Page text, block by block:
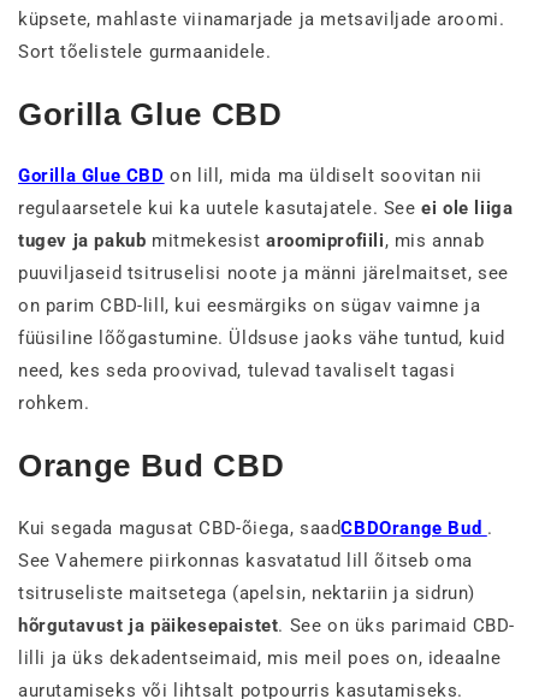
küpsete, mahlaste viinamarjade ja metsaviljade aroomi.
Sort tõelistele gurmaanidele.
Gorilla Glue CBD
Gorilla Glue CBD on lill, mida ma üldiselt soovitan nii
regulaarsetele kui ka uutele kasutajatele. Seeei ole liiga
tugev ja pakub mitmekesistaroomiprofiili, mis annab
puuviljaseid tsitruselisi noote ja männi järelmaitset, see
on parim CBD-lill, kui eesmärgiks on sügav vaimne ja
füüsiline lõõgastumine. Üldsuse jaoks vähe tuntud, kuid
need, kes seda proovivad, tulevad tavaliselt tagasi
rohkem.
Orange Bud CBD
Kui segada magusat CBD-õiega, saadCBDOrange Bud .
See Vahemere piirkonnas kasvatatud lill õitseb oma
tsitruseliste maitsetega (apelsin, nektariin ja sidrun)
hõrgutavust ja päikesepaistet. See on üks parimaid CBD-
lilli ja üks dekadentseimaid, mis meil poes on, ideaalne
aurutamiseks või lihtsalt potpourris kasutamiseks.